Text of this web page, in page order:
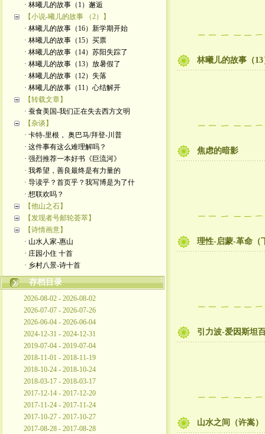
· 林曦儿的故事（1）邂逅
【小说-曦儿的故事 （2）】
· 林曦儿的故事（16）新学期开始
· 林曦儿的故事（15）买票
· 林曦儿的故事（14）苏阳失踪了
· 林曦儿的故事（13）放暑假了
· 林曦儿的故事（12）失落
· 林曦儿的故事（11）心结解开
【转载文章】
· 蚕食美国-我们正在失去西方文明
【杂谈】
· 卡特-里根， 奥巴马/拜登-川普
· 这件事有这么难理解吗？
· 强烈推荐一本好书《巨流河》
· 我希望，善良最终是有力量的
· 导读乎？首页乎？我写博是为了什
· 想联欢吗？
【他山之石】
【发现者号邮轮荟萃】
【诗情画意】
· 山水人家-惠山
· 庄园小住 十首
· 乡村八景-诗十首
存档目录
2026-08-02 - 2026-08-02
2026-07-07 - 2026-07-26
2026-06-04 - 2026-06-04
2024-12-31 - 2024-12-31
2019-07-04 - 2019-07-04
2018-11-01 - 2018-11-19
2018-10-24 - 2018-10-24
2018-03-17 - 2018-03-17
2017-12-14 - 2017-12-20
2017-11-24 - 2017-11-24
2017-10-27 - 2017-10-27
2017-08-28 - 2017-08-28
林曦儿的故事（
焦虑的暗影
理性-启蒙-革命（
引力波-爱因斯坦
山水之间（许嵩）